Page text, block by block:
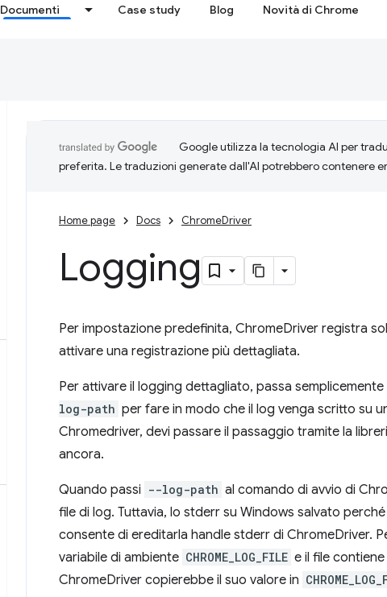
Documenti Case study Blog Novità di Chrome
Google utilizza la tecnologia AI per
preferita. Le traduzioni generate dall'AI potrebbero contenere
Home page Docs ChromeDriver
Logging
Per impostazione predefinita, ChromeDriver registra
attivare una registrazione più dettagliata.
Per attivare il logging dettagliato, passa semplicemente
log-path per fare in modo che il log venga scritto su
Chromedriver, devi passare il passaggio tramite la
ancora.
Quando passi --log-path al comando di avvio di
file di log. Tuttavia, lo stderr su Windows salvato
consente di ereditarla handle stderr di ChromeDriver.
variabile di ambiente CHROME_LOG_FILE e il file
ChromeDriver copierebbe il suo valore in